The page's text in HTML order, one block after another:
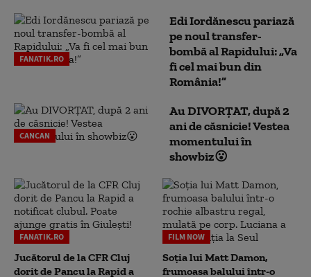
FANATIK.RO
Edi Iordănescu pariază
pe noul transfer-
bombă al Rapidului: „Va
fi cel mai bun din
România!”
CANCAN
Au DIVORȚAT, după 2
ani de căsnicie! Vestea
momentului în
showbiz😮
FANATIK.RO
Jucătorul de la CFR Cluj
dorit de Pancu la Rapid a
FILM NOW
Soția lui Matt Damon,
frumoasa balului într-o